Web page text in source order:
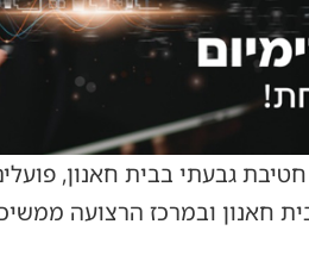
גבעתי בבית חאנון,
כן, כוחות אוגדה 99 הפועלים בבית חאנון